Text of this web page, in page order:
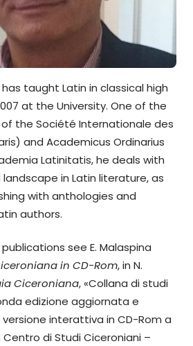
taught Latin in classical high
at the University. One of the
the Société Internationale des
and Academicus Ordinarius
Latinitatis, he deals with
in Latin literature, as
with anthologies and
authors.
see E. Malaspina
in CD-Rom, in N.
Ciceroniana, «Collana di studi
edizione aggiornata e
interattiva in CD-Rom a
Centro di Studi Ciceroniani –